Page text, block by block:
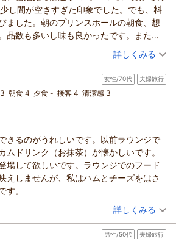
し間が空きすぎた印象でした。でも、料
ました。朝のプリンスホールの朝食、想
品数も多いし味も良かったです。また、
ッフの方が親切で会場に和みました。あ
、年内中にもう1度宿泊したいと思いま
（投稿日：2026/05/13）
(夫婦旅行)
)
で叶えるプライベートご褒美ステイ（夕朝食付
/部屋出し
大人一人あたり/税込)
詳しくみる
女性/70代 夫婦旅行
朝食 4 夕食 - 接客 4 清潔感 3
きるのがうれしいです。以前ラウンジで
ムドリンク（お抹茶）が懐かしいです。
場して欲しいです。ラウンジでのフード
えしませんが、私はハムとチーズをはさ
す。
（投稿日：2026/05/11）
(夫婦旅行)
詳しくみる
男性/50代 夫婦旅行